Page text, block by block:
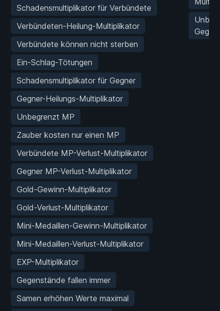
Schadensmultiplikator für Verbündete
Verbündeten-Heilung-Multiplikator
Verbündete können nicht sterben
Ein-Schlag-Tötungen
Schadensmultiplikator für Gegner
Gegner-Heilungs-Multiplikator
Unbegrenzt MP
Zauber kosten nur einen MP
Verbündete MP-Verlust-Multiplikator
Gegner MP-Verlust-Multiplikator
Gold-Gewinn-Multiplikator
Gold-Verlust-Multiplikator
Mini-Medaillen-Gewinn-Multiplikator
Mini-Medaillen-Verlust-Multiplikator
EXP-Multiplikator
Gegenstände fallen immer
Samen erhöhen Werte maximal